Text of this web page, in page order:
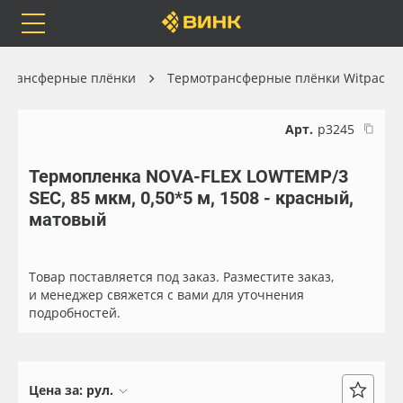
Каталог
Orafol
Бренды
Доставка
Весь каталог
Рулонные материалы
Самоклеящиеся плёнки
Листовые материалы
плёнки Термотрансферные плёнки Witpac
Арт. р3245
Термопленка NOVA-FLEX LOWTEMP/3
SEC, 85 мкм, 0,50*5 м, 1508 - красный,
матовый
Товар поставляется под заказ. Разместите заказ,
и менеджер свяжется с вами для уточнения
подробностей.
Цена за: рул.